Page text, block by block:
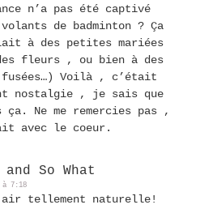
n’a pas été captivé
de badminton ? Ça
à des petites mariées
fleurs , ou bien à des
Voilà , c’était
nostalgie , je sais que
ça. Ne me remercies pas ,
avec le coeur.
So What
à 7:18
tellement naturelle!